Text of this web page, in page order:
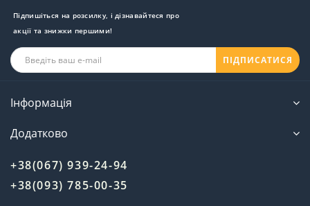
Підпишіться на розсилку, і дізнавайтеся про
акції та знижки першими!
ПІДПИСАТИСЯ
Інформація
Додатково
+38(067) 939-24-94
+38(093) 785-00-35